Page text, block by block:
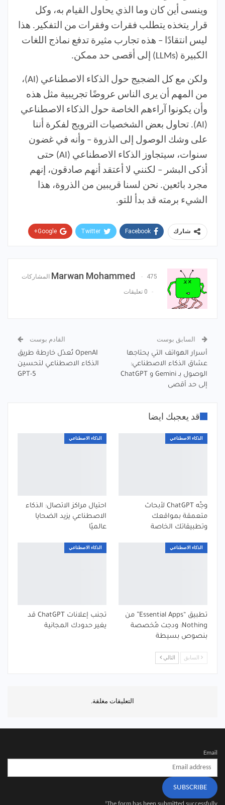
وينسى أين كان وما الذي يحاول القيام به، وكل
قرار يتخذه يتطلب فقرات وفقرات من التفكير. هذا
ليس انتقادًا – هذه تجارب مثيرة تدفع نماذج اللغات
الكبيرة (LLMs) إلى أقصى حد ممكن.
ولكن مع كل الضجيج حول الذكاء الاصطناعي (AI)،
من المهم أن يرى الناس عروضًا تجريبية مثل هذه
وأن يكونوا آراءهم الخاصة حول الذكاء الاصطناعي
(AI). تحاول بعض الشخصيات الترويج لفكرة أننا
على وشك الوصول إلى الذروة – وأنه في غضون
سنوات، سيتجاوز الذكاء الاصطناعي (AI) حتى
أذكى البشر – لكنني لا أعتقد أنهم صادقون، إنهم
مجرد بائعين. نحن لسنا قريبين من الذروة، هذا
الشيء برمته قد بدأ للتو.
شارك Facebook
Twitter
Google+
Marwan Mohammed 475 المشاركات
0 تعليقات
السابق بوست
أسرار الهواتف التي يحتاجها
عشاق الذكاء الاصطناعي:
الوصول بـ Gemini و ChatGPT
إلى حد أقصى
القادم بوست
OpenAI تُعدّل خارطة طريق
الذكاء الاصطناعي لتحسين
GPT-5
قد يعجبك ايضا
الذكاء الاصطناعي
وجِّه ChatGPT لأبحاث
متعمقة بمواقعك
وتطبيقاتك الخاصة
الذكاء الاصطناعي
احتيال مراكز الاتصال: الذكاء
الاصطناعي يزيد الضحايا
عالميًا
الذكاء الاصطناعي
تطبيق “Essential Apps” من
Nothing: ودجت مُخصصة
بنصوص بسيطة
الذكاء الاصطناعي
تجنب إعلانات ChatGPT قد
يغير حدودك المجانية
السابق التالي
التعليقات مغلقة.
Email
SUBSCRIBE